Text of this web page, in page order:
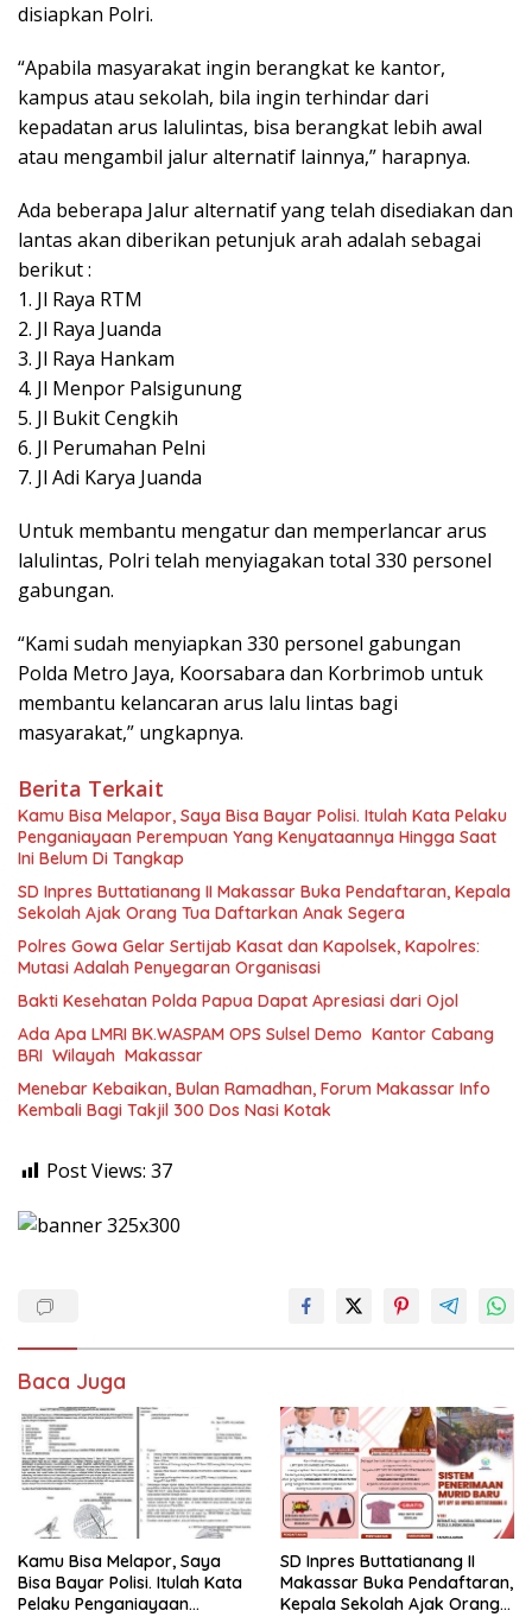
disiapkan Polri.
“Apabila masyarakat ingin berangkat ke kantor,
kampus atau sekolah, bila ingin terhindar dari
kepadatan arus lalulintas, bisa berangkat lebih awal
atau mengambil jalur alternatif lainnya,” harapnya.
Ada beberapa Jalur alternatif yang telah disediakan dan
lantas akan diberikan petunjuk arah adalah sebagai
berikut :
1. Jl Raya RTM
2. Jl Raya Juanda
3. Jl Raya Hankam
4. Jl Menpor Palsigunung
5. Jl Bukit Cengkih
6. Jl Perumahan Pelni
7. Jl Adi Karya Juanda
Untuk membantu mengatur dan memperlancar arus
lalulintas, Polri telah menyiagakan total 330 personel
gabungan.
“Kami sudah menyiapkan 330 personel gabungan
Polda Metro Jaya, Koorsabara dan Korbrimob untuk
membantu kelancaran arus lalu lintas bagi
masyarakat,” ungkapnya.
Berita Terkait
Kamu Bisa Melapor, Saya Bisa Bayar Polisi. Itulah Kata Pelaku
Penganiayaan Perempuan Yang Kenyataannya Hingga Saat
Ini Belum Di Tangkap
SD Inpres Buttatianang II Makassar Buka Pendaftaran, Kepala
Sekolah Ajak Orang Tua Daftarkan Anak Segera
Polres Gowa Gelar Sertijab Kasat dan Kapolsek, Kapolres:
Mutasi Adalah Penyegaran Organisasi
Bakti Kesehatan Polda Papua Dapat Apresiasi dari Ojol
Ada Apa LMRI BK.WASPAM OPS Sulsel Demo Kantor Cabang
BRI Wilayah Makassar
Menebar Kebaikan, Bulan Ramadhan, Forum Makassar Info
Kembali Bagi Takjil 300 Dos Nasi Kotak
Post Views: 37
Baca Juga
Kamu Bisa Melapor, Saya
Bisa Bayar Polisi. Itulah Kata
Pelaku Penganiayaan
SD Inpres Buttatianang II
Makassar Buka Pendaftaran,
Kepala Sekolah Ajak Orang